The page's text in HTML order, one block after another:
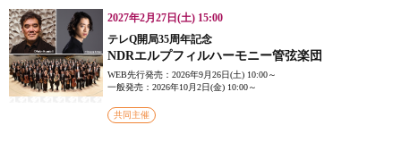
2027年2月27日(土) 15:00
テレQ開局35周年記念
NDRエルプフィルハーモニー管弦楽団
WEB先行発売：2026年9月26日(土) 10:00～
一般発売：2026年10月2日(金) 10:00～
共同主催